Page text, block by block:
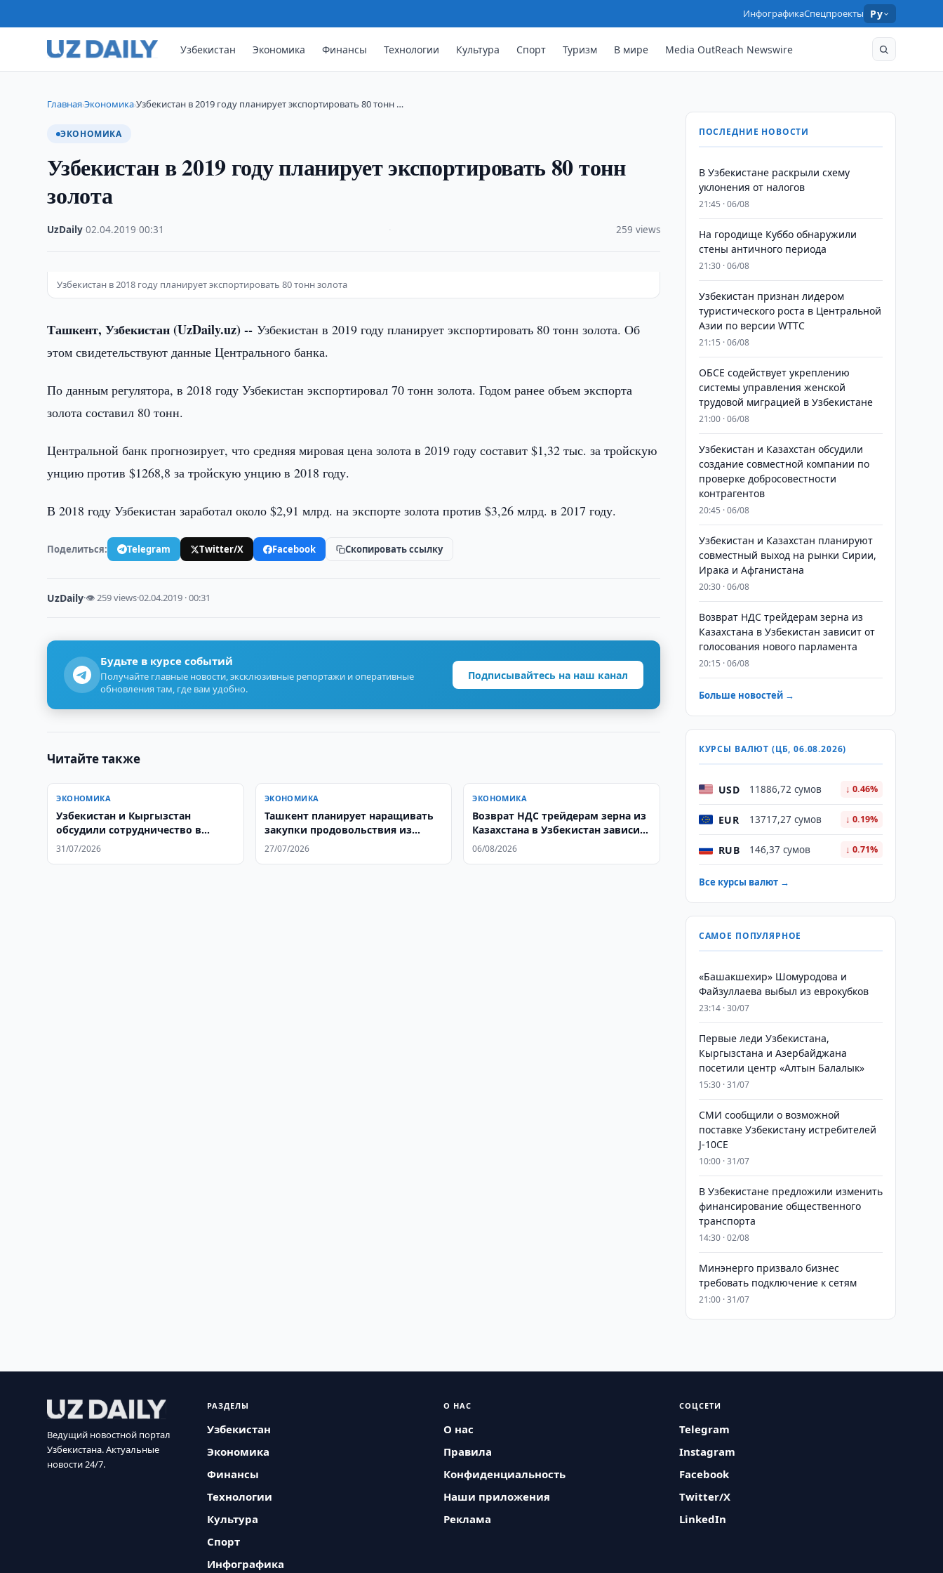
ИнфографикаСпецпроекты Ру
Узбекистан Экономика Финансы Технологии Культура Спорт Туризм В мире Media OutReach Newswire
Главная›Экономика›Узбекистан в 2019 году планирует экспортировать 80 тонн …
ЭКОНОМИКА
Узбекистан в 2019 году планирует экспортировать 80 тонн
золота
UzDaily ·02.04.2019 ·00:31 259 views
Узбекистан в 2018 году планирует экспортировать 80 тонн золота
Ташкент, Узбекистан (UzDaily.uz) --Узбекистан в 2019 году планирует экспортировать 80 тонн золота. Об
этом свидетельствуют данные Центрального банка.
По данным регулятора, в 2018 году Узбекистан экспортировал 70 тонн золота. Годом ранее объем экспорта
золота составил 80 тонн.
Центральной банк прогнозирует, что средняя мировая цена золота в 2019 году составит $1,32 тыс. за тройскую
унцию против $1268,8 за тройскую унцию в 2018 году.
В 2018 году Узбекистан заработал около $2,91 млрд. на экспорте золота против $3,26 млрд. в 2017 году.
Поделиться: Telegram Twitter/X Facebook Скопировать ссылку
UzDaily·👁 259 views·02.04.2019 · 00:31
Будьте в курсе событий
Получайте главные новости, эксклюзивные репортажи и оперативные
обновления там, где вам удобно.
Подписывайтесь на наш канал
Читайте также
ЭКОНОМИКА
Узбекистан и Кыргызстан
обсудили сотрудничество в
фармацевтике
31/07/2026
ЭКОНОМИКА
Ташкент планирует наращивать
закупки продовольствия из
Афганистана
27/07/2026
ЭКОНОМИКА
Возврат НДС трейдерам зерна из
Казахстана в Узбекистан зависит
от голосования нового
06/08/2026
ПОСЛЕДНИЕ НОВОСТИ
В Узбекистане раскрыли схему
уклонения от налогов
21:45 · 06/08
На городище Куббо обнаружили
стены античного периода
21:30 · 06/08
Узбекистан признан лидером
туристического роста в Центральной
Азии по версии WTTC
21:15 · 06/08
ОБСЕ содействует укреплению
системы управления женской
трудовой миграцией в Узбекистане
21:00 · 06/08
Узбекистан и Казахстан обсудили
создание совместной компании по
проверке добросовестности
контрагентов
20:45 · 06/08
Узбекистан и Казахстан планируют
совместный выход на рынки Сирии,
Ирака и Афганистана
20:30 · 06/08
Возврат НДС трейдерам зерна из
Казахстана в Узбекистан зависит от
голосования нового парламента
20:15 · 06/08
Больше новостей →
КУРСЫ ВАЛЮТ (ЦБ, 06.08.2026)
USD 11886,72 сумов ↓ 0.46%
EUR 13717,27 сумов ↓ 0.19%
RUB 146,37 сумов ↓ 0.71%
Все курсы валют →
САМОЕ ПОПУЛЯРНОЕ
«Башакшехир» Шомуродова и
Файзуллаева выбыл из еврокубков
23:14 · 30/07
Первые леди Узбекистана,
Кыргызстана и Азербайджана
посетили центр «Алтын Балалык»
15:30 · 31/07
СМИ сообщили о возможной
поставке Узбекистану истребителей
J-10CE
10:00 · 31/07
В Узбекистане предложили изменить
финансирование общественного
транспорта
14:30 · 02/08
Минэнерго призвало бизнес
требовать подключение к сетям
21:00 · 31/07
Ведущий новостной портал
Узбекистана. Актуальные
новости 24/7.
РАЗДЕЛЫ
Узбекистан
Экономика
Финансы
Технологии
Культура
Спорт
Инфографика
О НАС
О нас
Правила
Конфиденциальность
Наши приложения
Реклама
СОЦСЕТИ
Telegram
Instagram
Facebook
Twitter/X
LinkedIn